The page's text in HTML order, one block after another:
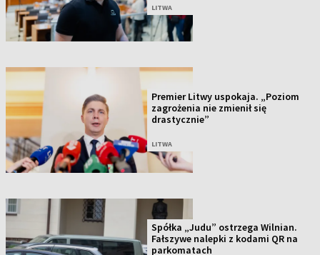
LITWA
Premier Litwy uspokaja. „Poziom
zagrożenia nie zmienił się
drastycznie”
LITWA
Spółka „Judu” ostrzega Wilnian.
Fałszywe nalepki z kodami QR na
parkomatach